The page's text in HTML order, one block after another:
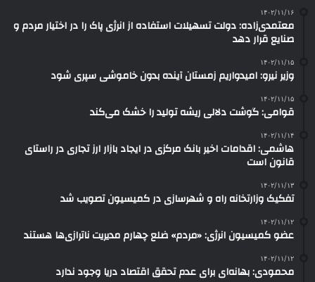
۱۴۰۲/۱۱/۱۶
معتمدی‌زاده: دولت تسهیلات استفاده از انرژی پاک را در اختیار مردم و
صنایع قرار دهد
۱۴۰۲/۱۱/۱۵
وزیر نیرو: امیدواریم زمستان آینده بدون خاموشی سپری شود
۱۴۰۲/۱۱/۱۵
قوامی: گوشت دلالی ریشه تولید را خشک می‌کند
۱۴۰۲/۱۱/۱۴
هاشمی: اقدامات اخیر بانک مرکزی در ایجاد بازار ارز تجاری در راستای
قانون است
۱۴۰۲/۱۱/۱۳
تفکیک وزارتخانه راه و شهرسازی در کمیسیون تصویب شد
۱۴۰۲/۱۱/۱۲
عضو کمیسیون انرژی: «مردم» ضلع چهارم مدیریت ناترازی‌ها هستند
۱۴۰۲/۱۱/۱۲
محمودی: بهانه‌ای برای عدم تحقق اقتصاد دریا وجود ندارد